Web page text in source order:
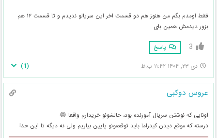
فقط اومدم بگم من هنوز هم دو قسمت اخر این سریالو ندیدم و تا قسمت ۱۲ هم
بزور دیدمش همین بای
3 پاسخ
دی ۲۳, ۱۴۰۴ ۱۱:۴۲ ب.ظ (
1
)
عروس دوکبی
اونایی که نوشتن سریال آموزنده بود، حالشونو خریدارم واقعا 😂
درسته که موقع دیدن کیدراما باید توقعمونو پایین بیاریم ولی نه دیگه تا این حد!